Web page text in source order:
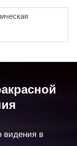
видения в